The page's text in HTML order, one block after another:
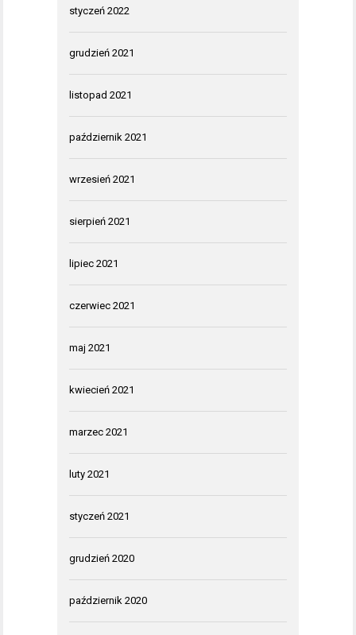
styczeń 2022
grudzień 2021
listopad 2021
październik 2021
wrzesień 2021
sierpień 2021
lipiec 2021
czerwiec 2021
maj 2021
kwiecień 2021
marzec 2021
luty 2021
styczeń 2021
grudzień 2020
październik 2020